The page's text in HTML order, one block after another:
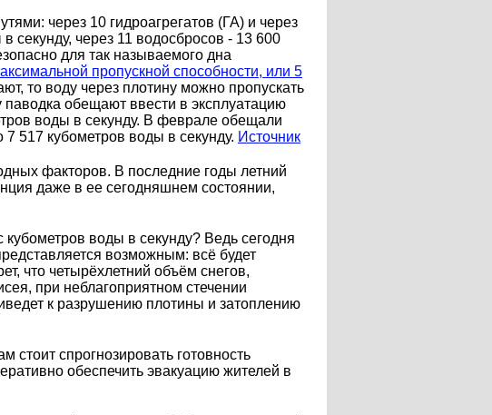
через 10 гидроагрегатов (ГА) и через
секунду, через 11 водосбросов - 13 600
для так называемого дна
пропускной способности, или 5
то воду через плотину можно пропускать
паводка обещают ввести в эксплуатацию
воды в секунду. В феврале обещали
517 кубометров воды в секунду. Источник
факторов. В последние годы летний
даже в ее сегодняшнем состоянии,
воды в секунду? Ведь сегодня
возможным: всё будет
что четырёхлетний объём снегов,
при неблагоприятном стечении
к разрушению плотины и затоплению
стоит спрогнозировать готовность
обеспечить эвакуацию жителей в